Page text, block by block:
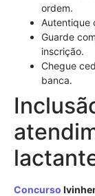
ordem.
Autentique
Guarde
inscrição.
Chegue
banca.
Concurso